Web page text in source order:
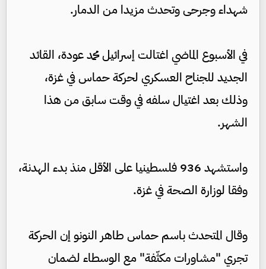
شهداء وجرحى وتحدث مزيدا من الدمار.
في الأسبوع الماضي اغتالت إسرائيل محمد عودة، القائد
الجديد للجناح العسكري لحركة حماس في غزة،
وذلك بعد اغتيال سلفه في وقت سابق من هذا
الشهر.
واستشهد 936 فلسطينيا على الأقل منذ بدء الهدنة،
وفقا لوزارة الصحة في غزة.
وقال المتحدث باسم حماس طاهر النونو إن الحركة
تجري "مشاورات مكثّفة" مع الوسطاء لضمان